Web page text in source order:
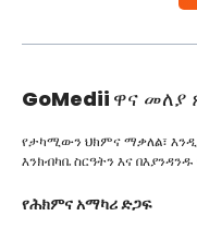
GoMedii ዋና መለያ
የታካሚውን ህክምና ማቃለል፣
እንክብካቤ ስርዓትን እና
የሕክምና አማካሪ ድጋፍ